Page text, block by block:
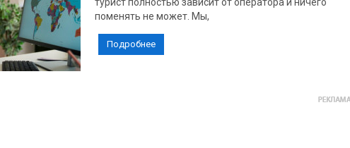
поменять не может. Мы,
Подробнее